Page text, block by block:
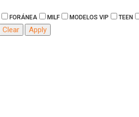
FORÁNEA MILF MODELOS VIP TEEN
Clear Apply